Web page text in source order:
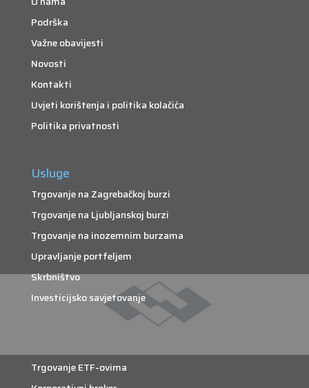
Podrška
Važne obavijesti
Novosti
Kontakti
Uvjeti korištenja i politika kolačića
Politika privatnosti
Usluge
Trgovanje na Zagrebačkoj burzi
Trgovanje na Ljubljanskoj burzi
Trgovanje na inozemnim burzama
Upravljanje portfeljem
Skrbništvo
Investicijsko savjetovanje
Trgovanje ETF-ovima